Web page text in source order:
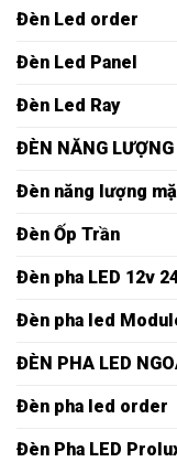
Đèn Led order
Đèn Led Panel
Đèn Led Ray
ĐÈN NĂNG
Đèn năng lượng
Đèn Ốp Trần
Đèn pha LED 12v
Đèn pha led
ĐÈN PHA LED
Đèn pha led order
Đèn Pha LED